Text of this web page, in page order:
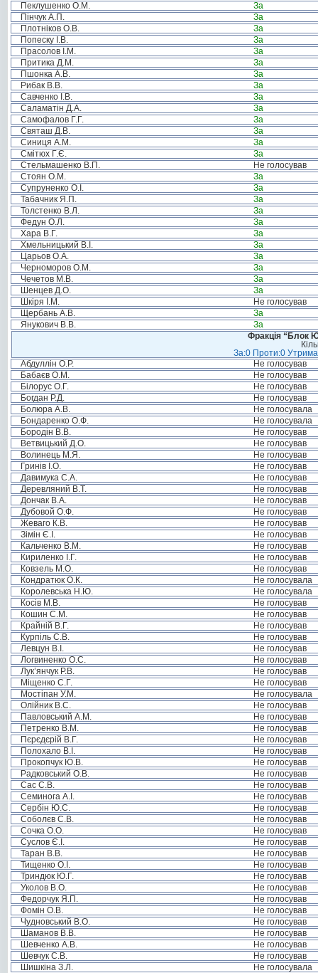
Пеклушенко О.М.
За
Пінчук А.П.
За
Плотніков О.В.
За
Попеску І.В.
За
Прасолов І.М.
За
Притика Д.М.
За
Пшонка А.В.
За
Рибак В.В.
За
Савченко І.В.
За
Саламатін Д.А.
За
Самофалов Г.Г.
За
Святаш Д.В.
За
Синиця А.М.
За
Смітюх Г.Є.
За
Стельмашенко В.П.
Не голосував
Стоян О.М.
За
Супруненко О.І.
За
Табачник Я.П.
За
Толстенко В.Л.
За
Федун О.Л.
За
Хара В.Г.
За
Хмельницький В.І.
За
Царьов О.А.
За
Черноморов О.М.
За
Чечетов М.В.
За
Шенцев Д.О.
За
Шкіря І.М.
Не голосував
Щербань А.В.
За
Янукович В.В.
За
Фракція “Блок
За:0 Проти:0
Абдуллін О.Р.
Не голосував
Бабаєв О.М.
Не голосував
Білорус О.Г.
Не голосував
Богдан Р.Д.
Не голосував
Болюра А.В.
Не голосувала
Бондаренко О.Ф.
Не голосувала
Бородін В.В.
Не голосував
Ветвицький Д.О.
Не голосував
Волинець М.Я.
Не голосував
Гринів І.О.
Не голосував
Давимука С.А.
Не голосував
Деревляний В.Т.
Не голосував
Дончак В.А.
Не голосував
Дубовой О.Ф.
Не голосував
Жеваго К.В.
Не голосував
Зімін Є.І.
Не голосував
Кальченко В.М.
Не голосував
Кириленко І.Г.
Не голосував
Ковзель М.О.
Не голосував
Кондратюк О.К.
Не голосувала
Королевська Н.Ю.
Не голосувала
Косів М.В.
Не голосував
Кошин С.М.
Не голосував
Крайній В.Г.
Не голосував
Курпіль С.В.
Не голосував
Левцун В.І.
Не голосував
Логвиненко О.С.
Не голосував
Лук’янчук Р.В.
Не голосував
Міщенко С.Г.
Не голосував
Мостіпан У.М.
Не голосувала
Олійник В.С.
Не голосував
Павловський А.М.
Не голосував
Петренко В.М.
Не голосував
Пєрєдєрій В.Г.
Не голосував
Полохало В.І.
Не голосував
Прокопчук Ю.В.
Не голосував
Радковський О.В.
Не голосував
Сас С.В.
Не голосував
Семинога А.І.
Не голосував
Сербін Ю.С.
Не голосував
Соболєв С.В.
Не голосував
Сочка О.О.
Не голосував
Суслов Є.І.
Не голосував
Таран В.В.
Не голосував
Тищенко О.І.
Не голосував
Триндюк Ю.Г.
Не голосував
Уколов В.О.
Не голосував
Федорчук Я.П.
Не голосував
Фомін О.В.
Не голосував
Чудновський В.О.
Не голосував
Шаманов В.В.
Не голосував
Шевченко А.В.
Не голосував
Шевчук С.В.
Не голосував
Шишкіна З.Л.
Не голосувала